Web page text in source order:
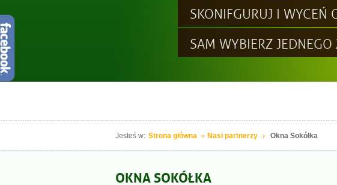
SKONIFGURUJ I WYCEŃ
SAM WYBIERZ JEDNEGO
Jesteś w: Strona główna Nasi partnerzy Okna Sokółka
OKNA SOKÓŁKA